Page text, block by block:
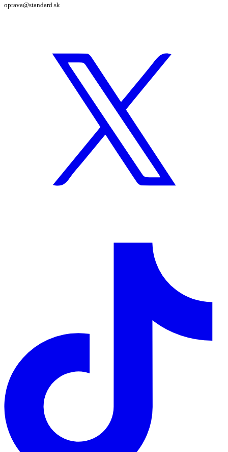
oprava@standard.sk